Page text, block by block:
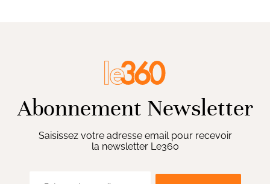
Abonnement Newsletter
Saisissez votre adresse email pour recevoir
la newsletter Le360